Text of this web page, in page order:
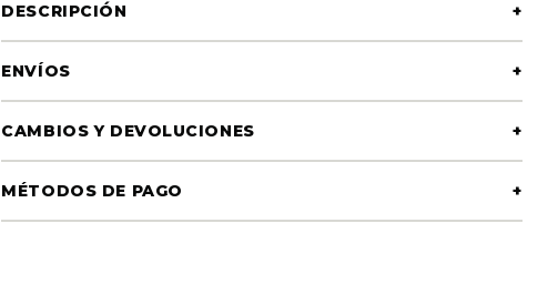
DESCRIPCIÓN +
ENVÍOS +
CAMBIOS Y DEVOLUCIONES +
MÉTODOS DE PAGO +